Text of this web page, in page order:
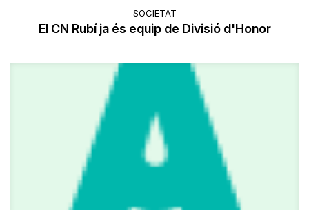
SOCIETAT
El CN Rubí ja és equip de Divisió d'Honor